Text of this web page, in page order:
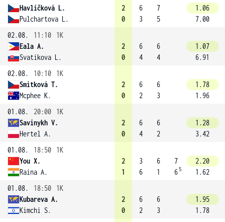
Havlíčková L.
Pulchartova L.
2
0
6
3
7
5
1.06
7.00
02.08.
11:10
1K
Eala A.
Svatikova L.
2
0
6
4
6
4
1.07
6.91
02.08.
10:10
1K
Smitková T.
Mcphee K.
2
0
6
2
6
3
1.78
1.96
01.08.
20:00
1K
Savinykh V.
Hertel A.
2
0
6
4
6
2
1.28
3.42
01.08.
18:50
1K
You X.
Raina A.
2
1
3
6
6
1
7
6 5
2.20
1.62
01.08.
18:50
1K
Kubareva A.
Kimchi S.
2
0
6
2
6
3
1.95
1.78